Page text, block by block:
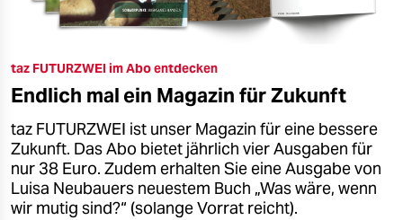
taz FUTURZWEI im Abo entdecken
Endlich mal ein Magazin für Zukunft
taz FUTURZWEI ist unser Magazin für eine bessere
Zukunft. Das Abo bietet jährlich vier Ausgaben für
nur 38 Euro. Zudem erhalten Sie eine Ausgabe von
Luisa Neubauers neuestem Buch „Was wäre, wenn
wir mutig sind?“ (solange Vorrat reicht).